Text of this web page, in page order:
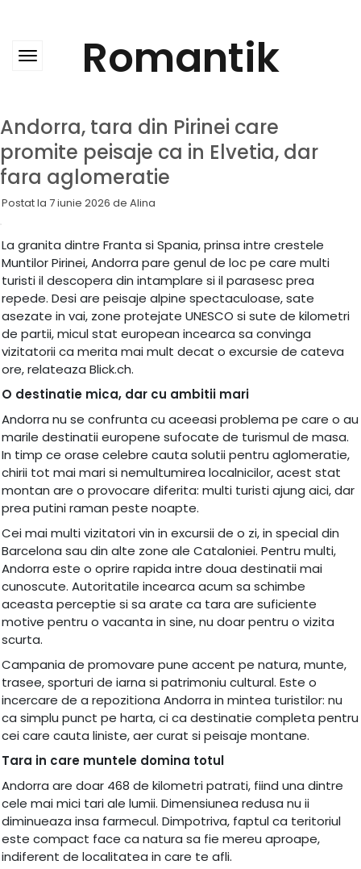
Romantik
Andorra, tara din Pirinei care
promite peisaje ca in Elvetia, dar
fara aglomeratie
Postat la 7 iunie 2026 de Alina
La granita dintre Franta si Spania, prinsa intre crestele
Muntilor Pirinei, Andorra pare genul de loc pe care multi
turisti il descopera din intamplare si il parasesc prea
repede. Desi are peisaje alpine spectaculoase, sate
asezate in vai, zone protejate UNESCO si sute de kilometri
de partii, micul stat european incearca sa convinga
vizitatorii ca merita mai mult decat o excursie de cateva
ore, relateaza Blick.ch.
O destinatie mica, dar cu ambitii mari
Andorra nu se confrunta cu aceeasi problema pe care o au
marile destinatii europene sufocate de turismul de masa.
In timp ce orase celebre cauta solutii pentru aglomeratie,
chirii tot mai mari si nemultumirea localnicilor, acest stat
montan are o provocare diferita: multi turisti ajung aici, dar
prea putini raman peste noapte.
Cei mai multi vizitatori vin in excursii de o zi, in special din
Barcelona sau din alte zone ale Cataloniei. Pentru multi,
Andorra este o oprire rapida intre doua destinatii mai
cunoscute. Autoritatile incearca acum sa schimbe
aceasta perceptie si sa arate ca tara are suficiente
motive pentru o vacanta in sine, nu doar pentru o vizita
scurta.
Campania de promovare pune accent pe natura, munte,
trasee, sporturi de iarna si patrimoniu cultural. Este o
incercare de a repozitiona Andorra in mintea turistilor: nu
ca simplu punct pe harta, ci ca destinatie completa pentru
cei care cauta liniste, aer curat si peisaje montane.
Tara in care muntele domina totul
Andorra are doar 468 de kilometri patrati, fiind una dintre
cele mai mici tari ale lumii. Dimensiunea redusa nu ii
diminueaza insa farmecul. Dimpotriva, faptul ca teritoriul
este compact face ca natura sa fie mereu aproape,
indiferent de localitatea in care te afli.